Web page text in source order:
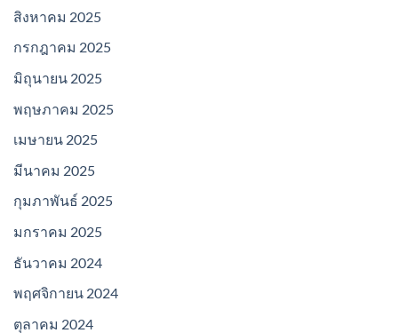
สิงหาคม 2025
กรกฎาคม 2025
มิถุนายน 2025
พฤษภาคม 2025
เมษายน 2025
มีนาคม 2025
กุมภาพันธ์ 2025
มกราคม 2025
ธันวาคม 2024
พฤศจิกายน 2024
ตุลาคม 2024